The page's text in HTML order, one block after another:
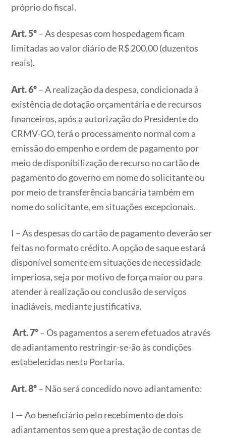
próprio do fiscal.
Art. 5º– As despesas com hospedagem ficam
limitadas ao valor diário de R$ 200,00 (duzentos
reais).
Art. 6º– A realização da despesa, condicionada à
existência de dotação orçamentária e de recursos
financeiros, após a autorização do Presidente do
CRMV-GO, terá o processamento normal com a
emissão do empenho e ordem de pagamento por
meio de disponibilização de recurso no cartão de
pagamento do governo em nome do solicitante ou
por meio de transferência bancária também em
nome do solicitante, em situações excepcionais.
I – As despesas do cartão de pagamento deverão ser
feitas no formato crédito. A opção de saque estará
disponível somente em situações de necessidade
imperiosa, seja por motivo de força maior ou para
atender à realização ou conclusão de serviços
inadiáveis, mediante justificativa.
Art. 7º– Os pagamentos a serem efetuados através
de adiantamento restringir-se-ão às condições
estabelecidas nesta Portaria.
Art. 8º– Não será concedido novo adiantamento:
I — Ao beneficiário pelo recebimento de dois
adiantamentos sem que a prestação de contas de